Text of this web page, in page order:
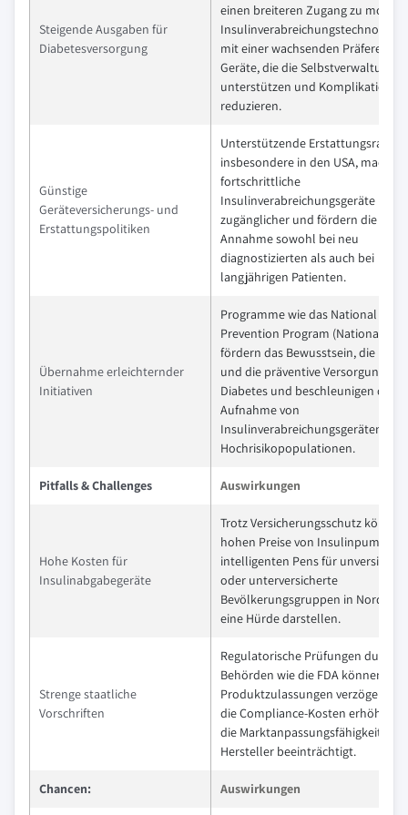
Steigende Ausgaben für
Diabetesversorgung
einen breiteren Zugang zu
mit einer wachsenden Präferenz
Geräte, die die Selbstverwaltung
unterstützen und Komplikationen
reduzieren.
Günstige
Geräteversicherungs- und
Erstattungspolitiken
Unterstützende
insbesondere in den USA, machen
fortschrittliche
Insulinverabreichungsgeräte
zugänglicher und fördern die
Annahme sowohl bei neu
diagnostizierten als auch bei
langjährigen Patienten.
Übernahme erleichternder
Initiativen
Programme wie das National
Prevention Program (National
fördern das Bewusstsein, die
und die präventive Versorgung von
Diabetes und beschleunigen die
Aufnahme von
Insulinverabreichungsgeräten in
Hochrisikopopulationen.
Pitfalls & Challenges Auswirkungen
Hohe Kosten für
Insulinabgabegeräte
Trotz Versicherungsschutz
hohen Preise von Insulinpumpen
intelligenten Pens für
oder unterversicherte
Bevölkerungsgruppen in
eine Hürde darstellen.
Strenge staatliche
Vorschriften
Regulatorische Prüfungen durch
Behörden wie die FDA können die
Produktzulassungen verzögern
die Compliance-Kosten erhöhen,
die Marktanpassungsfähigkeit der
Hersteller beeinträchtigt.
Chancen: Auswirkungen